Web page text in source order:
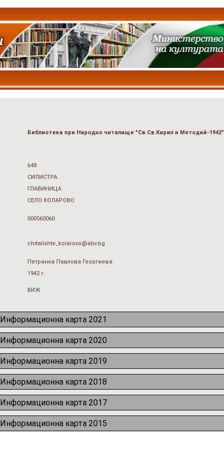
Библиотека при Народно читалище "Св.Св.Кирил и Методий-1942"
648
СИЛИСТРА
ГЛАВИНИЦА
СЕЛО КОЛАРОВО
000560060
chitalishte_kolarovo@abv.bg
Петранка Павлова Георгиева
1942 г.
ВИЖ
Информационна карта 2021
Информационна карта 2020
Информационна карта 2019
Информационна карта 2018
Информационна карта 2017
Информационна карта 2015